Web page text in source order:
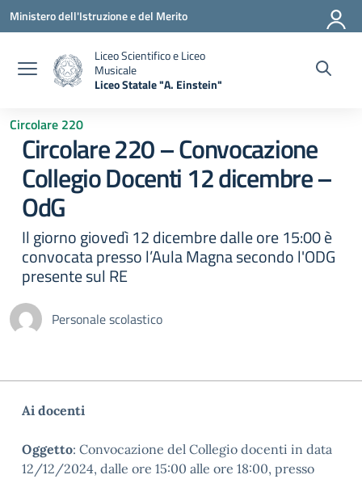
Vai ai contenuti
Vai al menu di navigazione
Vai al footer
Ministero dell'Istruzione e del Merito
Liceo Scientifico e Liceo
Musicale
Liceo Statale "A. Einstein"
Circolare 220
Circolare 220 – Convocazione
Collegio Docenti 12 dicembre –
OdG
Il giorno giovedì 12 dicembre dalle ore 15:00 è
convocata presso l’Aula Magna secondo l'ODG
presente sul RE
Personale scolastico
Ai docenti
Oggetto: Convocazione del Collegio docenti in data
12/12/2024, dalle ore 15:00 alle ore 18:00, presso